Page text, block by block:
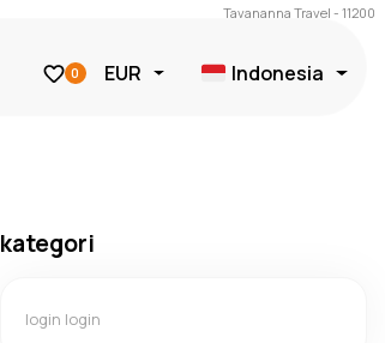
Tavananna Travel - 11200
0 EUR Indonesia
kategori
login login